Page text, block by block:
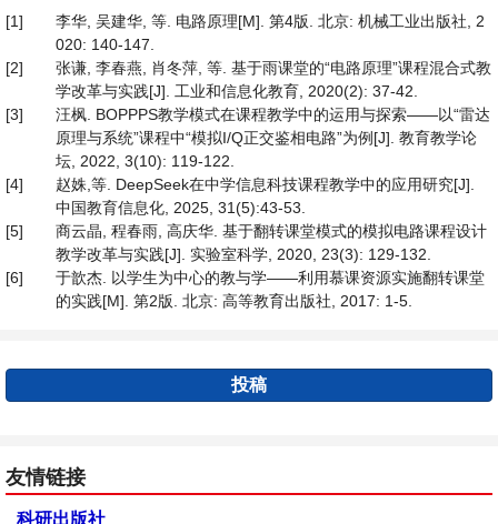
[1]
李华, 吴建华, 等. 电路原理[M]. 第4版. 北京: 机械工业出版社, 2
020: 140-147.
[2]
张谦, 李春燕, 肖冬萍, 等. 基于雨课堂的“电路原理”课程混合式教
学改革与实践[J]. 工业和信息化教育, 2020(2): 37-42.
[3]
汪枫. BOPPPS教学模式在课程教学中的运用与探索——以“雷达
原理与系统”课程中“模拟I/Q正交鉴相电路”为例[J]. 教育教学论
坛, 2022, 3(10): 119-122.
[4]
赵姝,等. DeepSeek在中学信息科技课程教学中的应用研究[J].
中国教育信息化, 2025, 31(5):43-53.
[5]
商云晶, 程春雨, 高庆华. 基于翻转课堂模式的模拟电路课程设计
教学改革与实践[J]. 实验室科学, 2020, 23(3): 129-132.
[6]
于歆杰. 以学生为中心的教与学——利用慕课资源实施翻转课堂
的实践[M]. 第2版. 北京: 高等教育出版社, 2017: 1-5.
投稿
友情链接
科研出版社